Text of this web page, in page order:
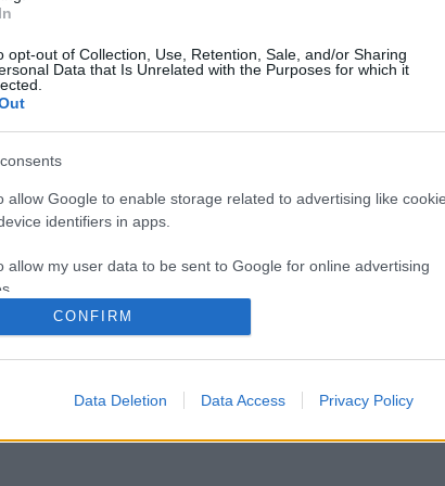
opt-out of Collection, Use, Retention, Sale, and/or Sharing
Data that Is Unrelated with the Purposes for which it
allow Google to enable storage related to advertising like
identifiers in apps.
allow my user data to be sent to Google for online advertising
allow Google to send me personalized advertising.
identifiers in apps.
CONFIRM
Data Deletion Data Access Privacy Policy
be. Egészen konkrétan Pornóapáti
HATÁRON
Igaz nem egész nap.
KÖZELÉBEN
MELLETT